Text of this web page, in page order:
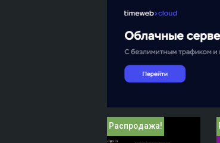
Распродажа!